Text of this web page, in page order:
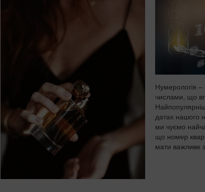
Нумерологія
числами, що
датах нашого
ми чуємо
що номер
мати важливе